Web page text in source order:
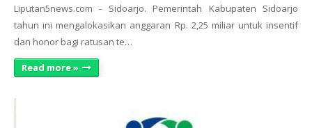
Liputan5news.com - Sidoarjo. Pemerintah Kabupaten Sidoarjo
tahun ini mengalokasikan anggaran Rp. 2,25 miliar untuk insentif
dan honor bagi ratusan te…
Read more »